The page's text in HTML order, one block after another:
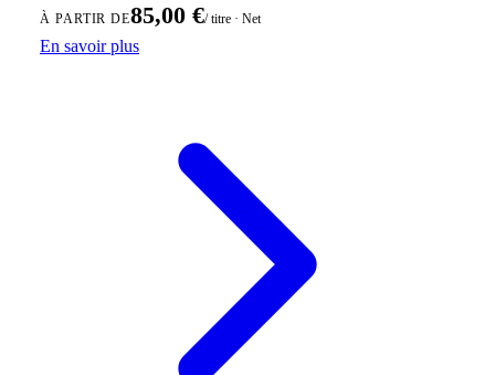
À PARTIR DE85,00 €/ titre · Net
En savoir plus